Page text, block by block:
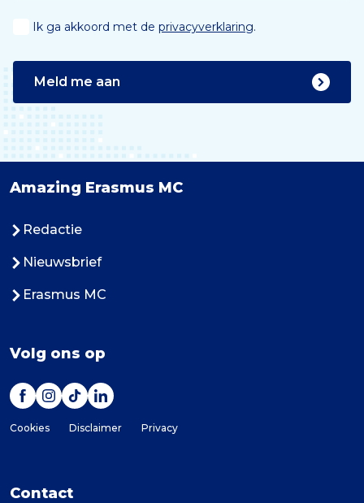
Ik ga akkoord met de privacyverklaring.
Meld me aan
Amazing Erasmus MC
Redactie
Nieuwsbrief
Erasmus MC
Volg ons op
Cookies Disclaimer Privacy
Contact